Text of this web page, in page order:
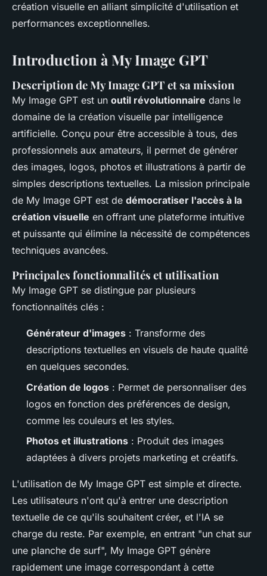
création visuelle en alliant simplicité d'utilisation et
performances exceptionnelles.
Introduction à My Image GPT
Description de My Image GPT et sa mission
My Image GPT est un outil révolutionnaire dans le
domaine de la création visuelle par intelligence
artificielle. Conçu pour être accessible à tous, des
professionnels aux amateurs, il permet de générer
des images, logos, photos et illustrations à partir de
simples descriptions textuelles. La mission principale
de My Image GPT est de démocratiser l'accès à la
création visuelle en offrant une plateforme intuitive
et puissante qui élimine la nécessité de compétences
techniques avancées.
Principales fonctionnalités et utilisation
My Image GPT se distingue par plusieurs
fonctionnalités clés :
Générateur d'images : Transforme des
descriptions textuelles en visuels de haute qualité
en quelques secondes.
Création de logos : Permet de personnaliser des
logos en fonction des préférences de design,
comme les couleurs et les styles.
Photos et illustrations : Produit des images
adaptées à divers projets marketing et créatifs.
L'utilisation de My Image GPT est simple et directe.
Les utilisateurs n'ont qu'à entrer une description
textuelle de ce qu'ils souhaitent créer, et l'IA se
charge du reste. Par exemple, en entrant "un chat sur
une planche de surf", My Image GPT génère
rapidement une image correspondant à cette